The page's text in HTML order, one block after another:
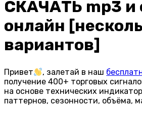
СКАЧАТЬ mp3 и
онлайн
вариантов]
Привет , залетай в наш
получение 400+ торговых
на основе технических
паттернов, сезонности, объёма,